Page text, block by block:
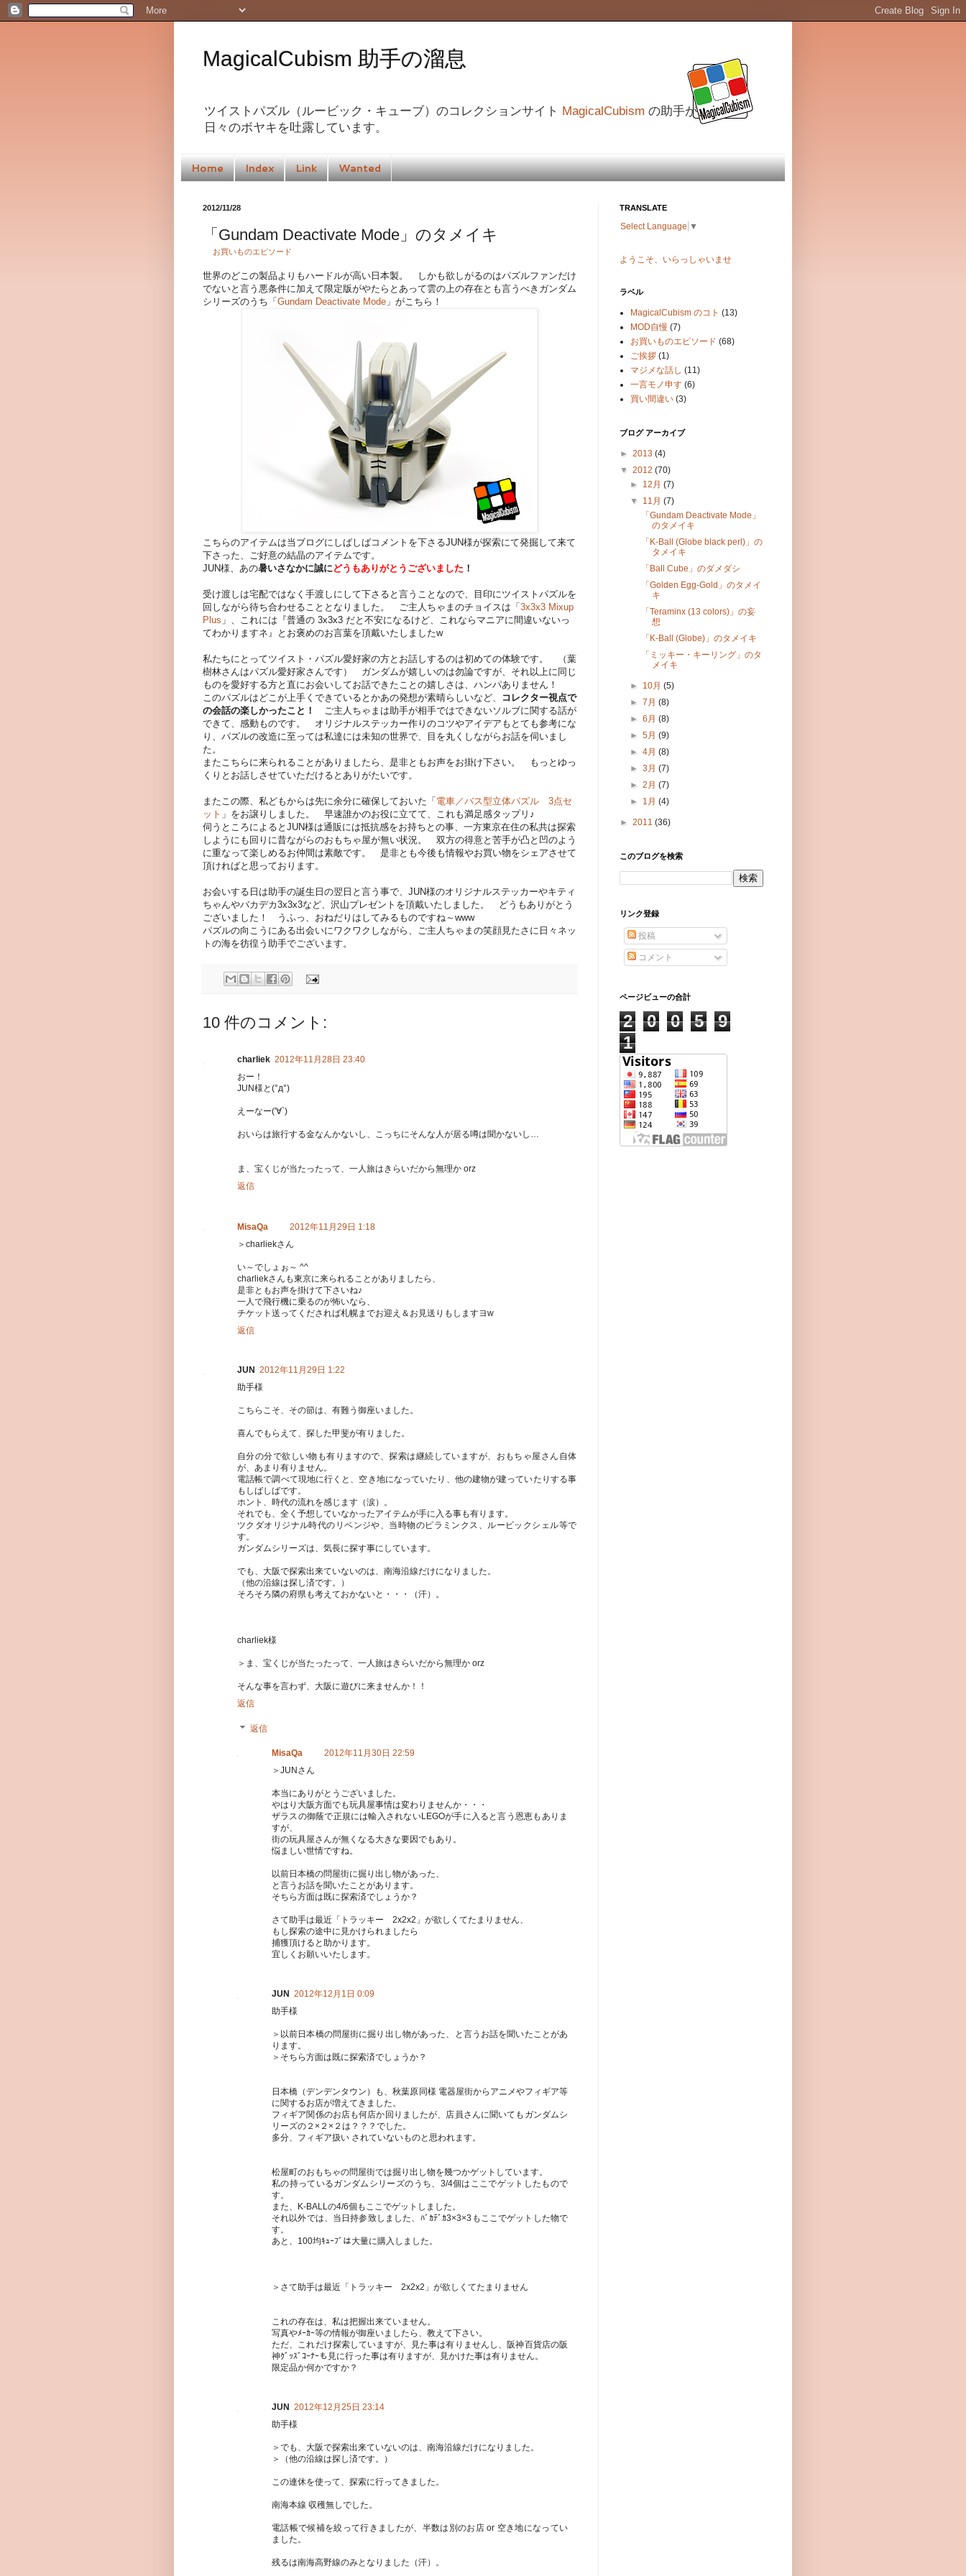
MagicalCubism 助手の溜息
ツイストパズル（ルービック・キューブ）のコレクションサイト MagicalCubism の助手が、
日々のボヤキを吐露しています。
Home Index Link Wanted
2012/11/28
「Gundam Deactivate Mode」のタメイキ
お買いものエピソード
世界のどこの製品よりもハードルが高い日本製。 しかも欲しがるのはパズルファンだけ
でないと言う悪条件に加えて限定版がやたらとあって雲の上の存在とも言うべきガンダム
シリーズのうち「 Gundam Deactivate Mode 」がこちら！
こちらのアイテムは当ブログにしばしばコメントを下さるJUN様が探索にて発掘して来て
下さった、ご好意の結晶のアイテムです。
JUN様、あの暑いさなかに誠に どうもありがとうございました ！
受け渡しは宅配ではなく手渡しにして下さると言うことなので、目印にツイストパズルを
回しながら待ち合わせることとなりました。 ご主人ちゃまのチョイスは「 3x3x3 Mixup
Plus 」、これには『普通の 3x3x3 だと不安になるけど、これならマニアに間違いないっ
てわかりますネ』とお褒めのお言葉を頂戴いたしましたw
私たちにとってツイスト・パズル愛好家の方とお話しするのは初めての体験です。 （葉
樹林さんはパズル愛好家さんです） ガンダムが嬉しいのは勿論ですが、それ以上に同じ
ものを愛好する方と直にお会いしてお話できたことの嬉しさは、ハンパありません！
このパズルはどこが上手くできているとかあの発想が素晴らしいなど、
コレクター視点で
の会話の楽しかったこと！
ご主人ちゃまは助手が相手ではできないソルブに関する話が
できて、感動ものです。 オリジナルステッカー作りのコツやアイデアもとても参考にな
り、パズルの改造に至っては私達には未知の世界で、目を丸くしながらお話を伺いまし
た。
またこちらに来られることがありましたら、是非ともお声をお掛け下さい。 もっとゆっ
くりとお話しさせていただけるとありがたいです。
またこの際、私どもからは先に余分に確保しておいた「 電車／バス型立体パズル 3点セ
ット 」をお譲りしました。 早速誰かのお役に立てて、これも満足感タップリ♪
伺うところによるとJUN様は通販には抵抗感をお持ちとの事、一方東京在住の私共は探索
しようにも回りに昔ながらのおもちゃ屋が無い状況。 双方の得意と苦手が凸と凹のよう
に重なって楽しめるお仲間は素敵です。 是非とも今後も情報やお買い物をシェアさせて
頂ければと思っております。
お会いする日は助手の誕生日の翌日と言う事で、JUN様のオリジナルステッカーやキティ
ちゃんやバカデカ3x3x3など、沢山プレゼントを頂戴いたしました。 どうもありがとう
ございました！ うふっ、おねだりはしてみるものですね～www
パズルの向こうにある出会いにワクワクしながら、ご主人ちゃまの笑顔見たさに日々ネッ
トの海を彷徨う助手でございます。
10 件のコメント:
charliek 2012年11月28日 23:40
おー！
JUN様と(°д°)
えーなー('∀`)
おいらは旅行する金なんかないし、こっちにそんな人が居る噂は聞かないし…
ま、宝くじが当たったって、一人旅はきらいだから無理か orz
返信
MisaQa
2012年11月29日 1:18
＞charliekさん
い～でしょぉ～ ^^
charliekさんも東京に来られることがありましたら、
是非ともお声を掛けて下さいね♪
一人で飛行機に乗るのが怖いなら、
チケット送ってくだされば札幌までお迎え＆お見送りもしますヨw
返信
JUN 2012年11月29日 1:22
助手様
こちらこそ、その節は、有難う御座いました。
喜んでもらえて、探した甲斐が有りました。
自分の分で欲しい物も有りますので、探索は継続していますが、おもちゃ屋さん自体
が、あまり有りません。
電話帳で調べて現地に行くと、空き地になっていたり、他の建物が建っていたりする事
もしばしばです。
ホント、時代の流れを感じます（涙）。
それでも、全く予想していなかったアイテムが手に入る事も有ります。
ツクダオリジナル時代のリベンジや、当時物のピラミンクス、ルービックシェル等で
す。
ガンダムシリーズは、気長に探す事にしています。
でも、大阪で探索出来ていないのは、南海沿線だけになりました。
（他の沿線は探し済です。）
そろそろ隣の府県も考えておかないと・・・（汗）。
charliek様
＞ま、宝くじが当たったって、一人旅はきらいだから無理か orz
そんな事を言わず、大阪に遊びに来ませんか！！
返信
返信
MisaQa
2012年11月30日 22:59
＞JUNさん
本当にありがとうございました。
やはり大阪方面でも玩具屋事情は変わりませんか・・・
ザラスの御蔭で正規には輸入されないLEGOが手に入ると言う恩恵もありま
すが、
街の玩具屋さんが無くなる大きな要因でもあり。
悩ましい世情ですね。
以前日本橋の問屋街に掘り出し物があった、
と言うお話を聞いたことがあります。
そちら方面は既に探索済でしょうか？
さて助手は最近「トラッキー 2x2x2」が欲しくてたまりません、
もし探索の途中に見かけられましたら
捕獲頂けると助かります。
宜しくお願いいたします。
JUN 2012年12月1日 0:09
助手様
＞以前日本橋の問屋街に掘り出し物があった、と言うお話を聞いたことがあ
ります。
＞そちら方面は既に探索済でしょうか？
日本橋（デンデンタウン）も、秋葉原同様 電器屋街からアニメやフィギア等
に関するお店が増えてきました。
フィギア関係のお店も何店か回りましたが、店員さんに聞いてもガンダムシ
リーズの２×２×２は？？？でした。
多分、フィギア扱い されていないものと思われます。
松屋町のおもちゃの問屋街では掘り出し物を幾つかゲットしています。
私の持っているガンダムシリーズのうち、3/4個はここでゲットしたもので
す。
また、K-BALLの4/6個もここでゲットしました。
それ以外では、当日持参致しました、ﾊﾞｶﾃﾞｶ3×3×3もここでゲットした物で
す。
あと、100均ｷｭｰﾌﾞは大量に購入しました。
＞さて助手は最近「トラッキー 2x2x2」が欲しくてたまりません
これの存在は、私は把握出来ていません。
写真やﾒｰｶｰ等の情報が御座いましたら、教えて下さい。
ただ、これだけ探索していますが、見た事は有りませんし、阪神百貨店の阪
神ｸﾞｯｽﾞｺｰﾅｰも見に行った事は有りますが、見かけた事は有りません。
限定品か何かですか？
JUN 2012年12月25日 23:14
助手様
＞でも、大阪で探索出来ていないのは、南海沿線だけになりました。
＞（他の沿線は探し済です。）
この連休を使って、探索に行ってきました。
南海本線 収穫無しでした。
電話帳で候補を絞って行きましたが、半数は別のお店 or 空き地になってい
ました。
残るは南海高野線のみとなりました（汗）。
TRANSLATE
Select Language ▼
ようこそ、いらっしゃいませ
ラベル
MagicalCubism のコト (13)
MOD自慢 (7)
お買いものエピソード (68)
ご挨拶 (1)
マジメな話し (11)
一言モノ申す (6)
買い間違い (3)
ブログ アーカイブ
► 2013 (4)
▼ 2012 (70)
► 12月(7)
▼ 11月(7)
「Gundam Deactivate Mode」
のタメイキ
「K-Ball (Globe black perl)」の
タメイキ
「Ball Cube」のダメダシ
「Golden Egg-Gold」のタメイ
キ
「Teraminx (13 colors)」の妄
想
「K-Ball (Globe)」のタメイキ
「ミッキー・キーリング」のタ
メイキ
► 10月(5)
►7月(8)
►6月(8)
►5月(9)
►4月(8)
►3月(7)
►2月(7)
► 1月(4)
► 2011 (36)
このブログを検索
リンク登録
投稿
コメント
ページビューの合計
2 0 0 5
9
1